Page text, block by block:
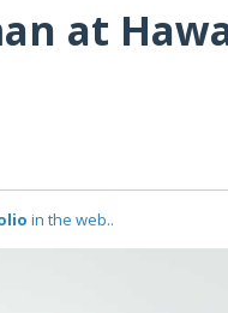
at
in the web..